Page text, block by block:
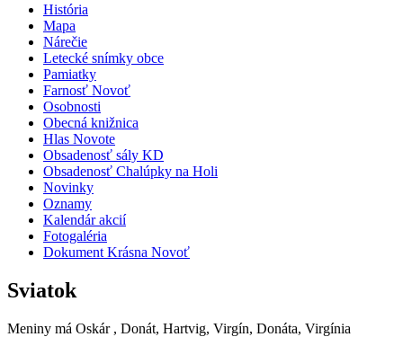
História
Mapa
Nárečie
Letecké snímky obce
Pamiatky
Farnosť Novoť
Osobnosti
Obecná knižnica
Hlas Novote
Obsadenosť sály KD
Obsadenosť Chalúpky na Holi
Novinky
Oznamy
Kalendár akcií
Fotogaléria
Dokument Krásna Novoť
Sviatok
Meniny má Oskár , Donát, Hartvig, Virgín, Donáta, Virgínia